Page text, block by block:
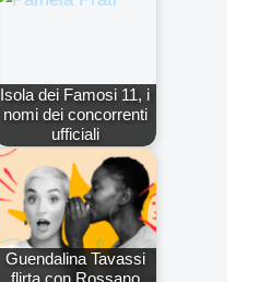
Isola dei Famosi 11, i
nomi dei concorrenti
ufficiali
Guendalina Tavassi